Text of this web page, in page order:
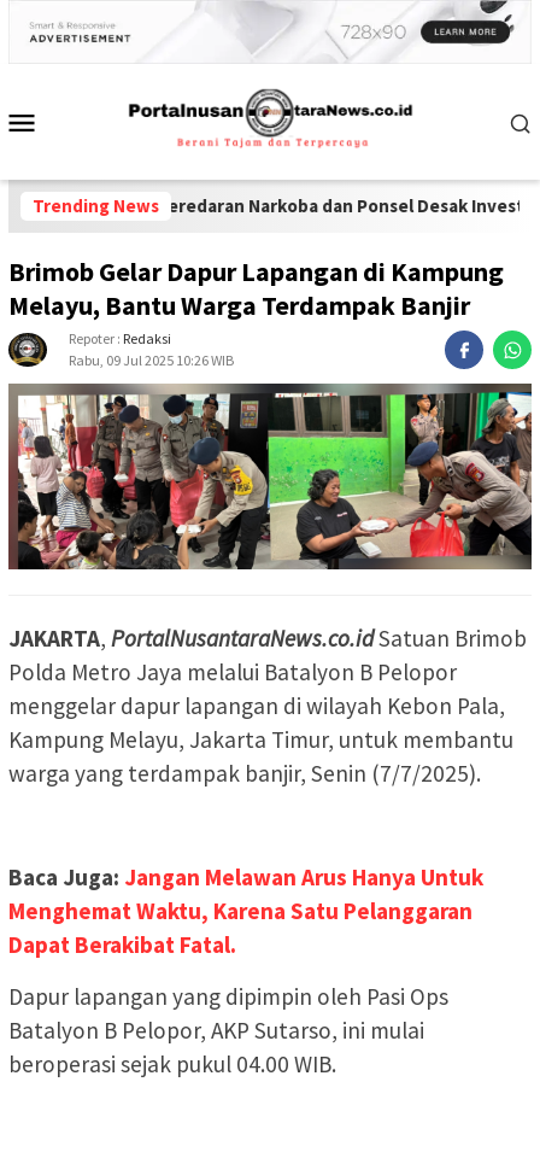
Trending News
Jadi Peredaran Narkoba dan Ponsel Desak Investigasi
Brimob Gelar Dapur Lapangan di Kampung
Melayu, Bantu Warga Terdampak Banjir
Repoter : Redaksi
Rabu, 09 Jul 2025 10:26 WIB
JAKARTA, PortalNusantaraNews.co.idSatuan Brimob
Polda Metro Jaya melalui Batalyon B Pelopor
menggelar dapur lapangan di wilayah Kebon Pala,
Kampung Melayu, Jakarta Timur, untuk membantu
warga yang terdampak banjir, Senin (7/7/2025).
Baca Juga: Jangan Melawan Arus Hanya Untuk
Menghemat Waktu, Karena Satu Pelanggaran
Dapat Berakibat Fatal.
Dapur lapangan yang dipimpin oleh Pasi Ops
Batalyon B Pelopor, AKP Sutarso, ini mulai
beroperasi sejak pukul 04.00 WIB.